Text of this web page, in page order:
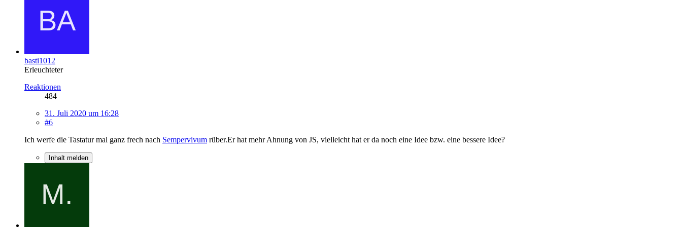
basti1012
Erleuchteter
Reaktionen
484
31. Juli 2020 um 16:28
#6
Ich werfe die Tastatur mal ganz frech nach Sempervivum rüber.Er hat mehr Ahnung von JS, vielleicht hat er da noch eine Idee bzw. eine bessere Idee?
Inhalt melden